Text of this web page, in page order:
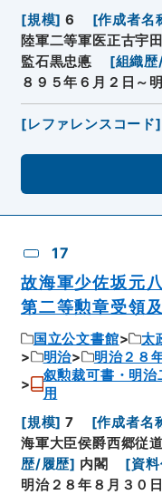
[規模] 6 [作成者名
陸軍二等軍医正古宇
監石黒忠悳
[組織
８９５年６月２日～
[レファレンスコード]
17
故海軍少佐坂元
第二等勲章受領
国立公文書館 太
明治
明治２８
叙勲裁可書・明
用
[規模] 7 [作成者名
海軍大臣侯爵西郷従
歴/履歴] 内閣 [資
明治２８年８月３０日